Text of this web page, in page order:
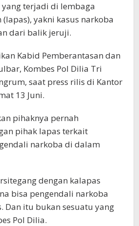
terjadi di lembaga
yakni kasus narkoba
dari balik jeruji.
Kabid Pemberantasan dan
Kombes Pol Dilia Tri
saat press rilis di Kantor
13 Juni.
pihaknya pernah
pihak lapas terkait
narkoba di dalam
dengan kalapas
bisa pengendali narkoba
Dan itu bukan sesuatu yang
Pol Dilia.